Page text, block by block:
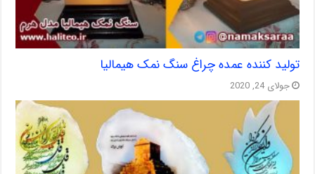
تولید کننده عمده چراغ سنگ نمک هیمالیا
جولای 24, 2020